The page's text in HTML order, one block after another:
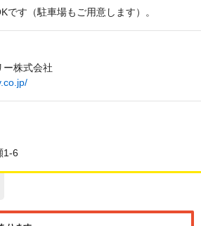
す（駐車場もご用意します）。
ー株式会社
1-6